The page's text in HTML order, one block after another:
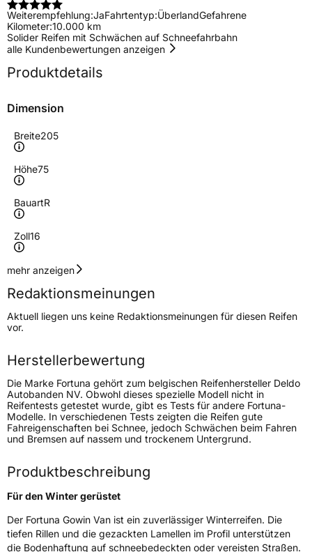
Weiterempfehlung:JaFahrtentyp:ÜberlandGefahrene
Kilometer:10.000 km
Solider Reifen mit Schwächen auf Schneefahrbahn
alle Kundenbewertungen anzeigen
Produktdetails
Dimension
Breite205
Höhe75
BauartR
Zoll16
Geschwindigkeitsindex
Höchstgeschwindigkeit
170 km/h
Lastindex110/108
Höchstlast1060/1000 kg
Generelle Merkmale
FahrzeugtypTransporter
Verwendung Winterreifen
ModellnameGowin Van
Weitere Eigenschaften
mehr anzeigen
Redaktionsmeinungen
Aktuell liegen uns keine Redaktionsmeinungen für diesen Reifen
vor.
Herstellerbewertung
Die Marke Fortuna gehört zum belgischen Reifenhersteller Deldo
Autobanden NV. Obwohl dieses spezielle Modell nicht in
Reifentests getestet wurde, gibt es Tests für andere Fortuna-
Modelle. In verschiedenen Tests zeigten die Reifen gute
Fahreigenschaften bei Schnee, jedoch Schwächen beim Fahren
und Bremsen auf nassem und trockenem Untergrund.
Produktbeschreibung
Für den Winter gerüstet
Der Fortuna Gowin Van ist ein zuverlässiger Winterreifen. Die
tiefen Rillen und die gezackten Lamellen im Profil unterstützen
die Bodenhaftung auf schneebedeckten oder vereisten Straßen.